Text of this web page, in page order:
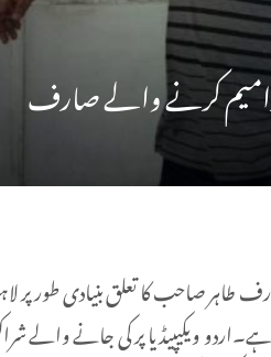
ترامیم کرنے والے صارف
صاحب کا تعلق بنیادی طور پر
ویکیپیڈیا پر کی جانے والے